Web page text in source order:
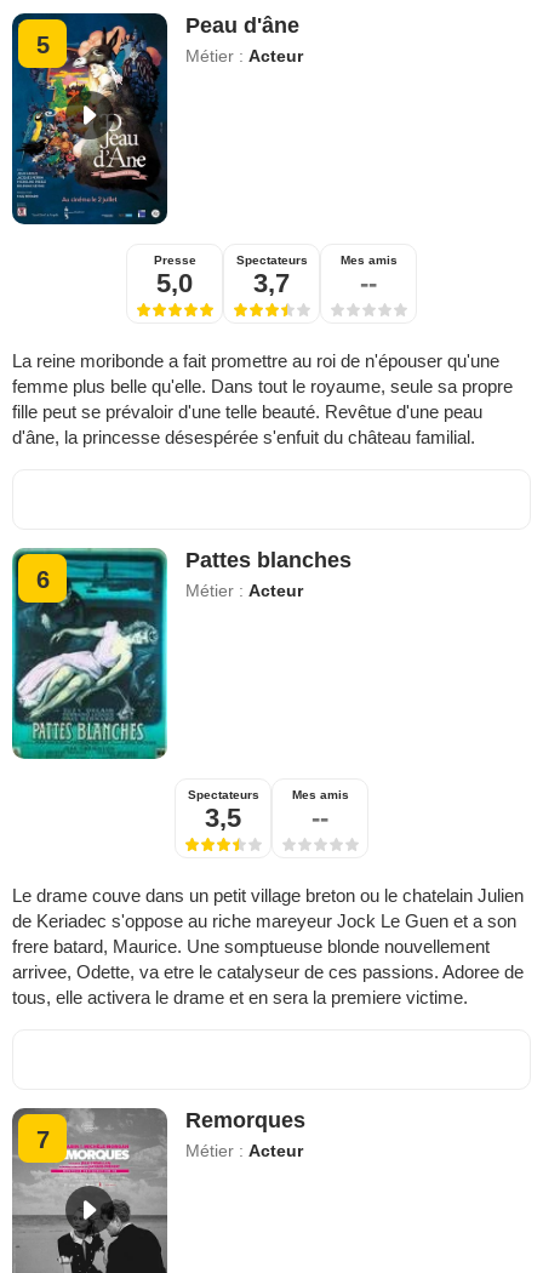
5
Peau d'âne
Métier :Acteur
Presse
5,0
Spectateurs
3,7
Mes amis
--
La reine moribonde a fait promettre au roi de n'épouser qu'une
femme plus belle qu'elle. Dans tout le royaume, seule sa propre
fille peut se prévaloir d'une telle beauté. Revêtue d'une peau
d'âne, la princesse désespérée s'enfuit du château familial.
6
Pattes blanches
Métier :Acteur
Spectateurs
3,5
Mes amis
--
Le drame couve dans un petit village breton ou le chatelain Julien
de Keriadec s'oppose au riche mareyeur Jock Le Guen et a son
frere batard, Maurice. Une somptueuse blonde nouvellement
arrivee, Odette, va etre le catalyseur de ces passions. Adoree de
tous, elle activera le drame et en sera la premiere victime.
7
Remorques
Métier :Acteur